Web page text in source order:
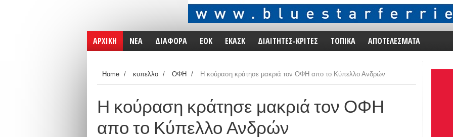
ΑΡΧΙΚΗ ΝΕΑ ΔΙΑΦΟΡΑ ΕΟΚ ΕΚΑΣΚ ΔΙΑΙΤΗΤΕΣ-ΚΡΙΤΕΣ ΤΟΠΙΚΑ ΑΠΟΤΕΛΕΣΜΑΤΑ
Home / κυπελλο / ΟΦΗ / Η κούραση κράτησε μακριά τον ΟΦΗ απο το Κύπελλο Ανδρών
Η κούραση κράτησε μακριά τον ΟΦΗ
απο το Κύπελλο Ανδρών